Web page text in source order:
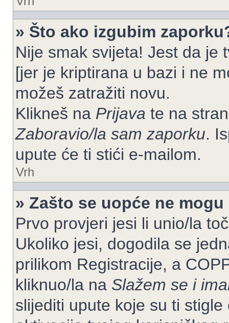
» Što ako izgubim
Nije smak svijeta! Jest da je
[jer je kriptirana u bazi i ne
možeš zatražiti novu.
Klikneš na Prijava te na
Zaboravio/la sam zaporku.
upute će ti stići e-mailom.
Vrh
» Zašto se uopće ne
Prvo provjeri jesi li unio/la
Ukoliko jesi, dogodila se
prilikom Registracije, a
kliknuo/la na Slažem se i
slijediti upute koje su ti